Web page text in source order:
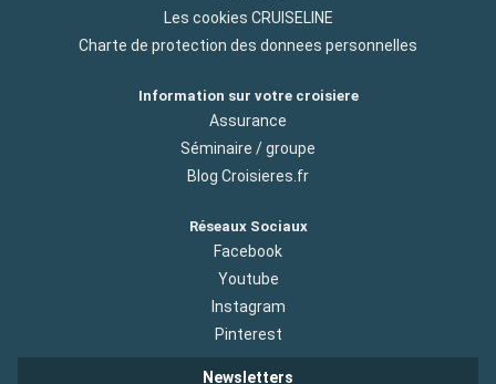
Les cookies CRUISELINE
Charte de protection des donnees personnelles
Information sur votre croisiere
Assurance
Séminaire / groupe
Blog Croisieres.fr
Réseaux Sociaux
Facebook
Youtube
Instagram
Pinterest
Newsletters